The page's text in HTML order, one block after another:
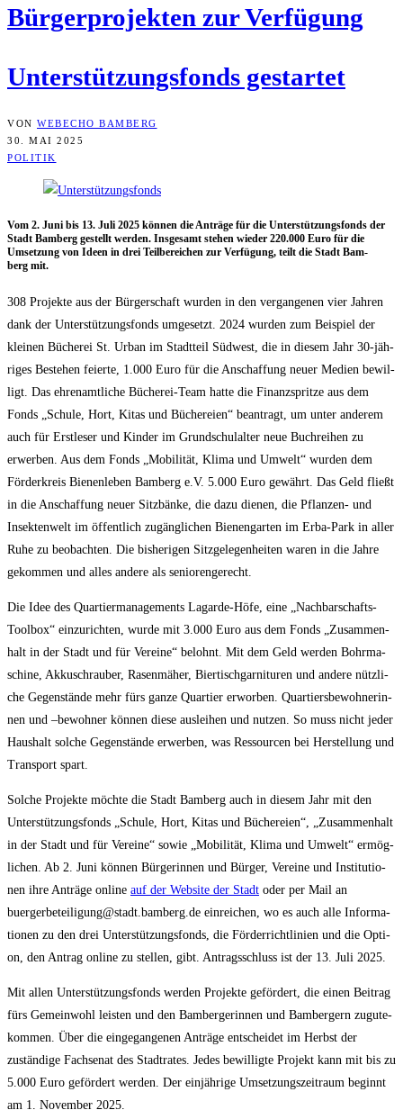
Bür­ger­pro­jek­ten zur Verfügung
Unter­stüt­zungs­fonds gestartet
VON WEBECHO BAMBERG
30. MAI 2025
POLITIK
Vom 2. Juni bis 13. Juli 2025 kön­nen die Anträ­ge für die Unter­stüt­zungs­fonds der
Stadt Bam­berg gestellt wer­den. Ins­ge­samt ste­hen wie­der 220.000 Euro für die
Umset­zung von Ideen in drei Teil­be­rei­chen zur Ver­fü­gung, teilt die Stadt Bam­
berg mit.
308 Pro­jek­te aus der Bür­ger­schaft wur­den in den ver­gan­ge­nen vier Jah­ren
dank der Unter­stüt­zungs­fonds umge­setzt. 2024 wur­den zum Bei­spiel der
klei­nen Büche­rei St. Urban im Stadt­teil Süd­west, die in die­sem Jahr 30-jäh­
ri­ges Bestehen fei­er­te, 1.000 Euro für die Anschaf­fung neu­er Medi­en bewil­
ligt. Das ehren­amt­li­che Büche­rei-Team hat­te die Finanz­sprit­ze aus dem
Fonds „Schu­le, Hort, Kitas und Büche­rei­en“ bean­tragt, um unter ande­rem
auch für Erst­le­ser und Kin­der im Grund­schul­al­ter neue Buch­rei­hen zu
erwer­ben. Aus dem Fonds „Mobi­li­tät, Kli­ma und Umwelt“ wur­den dem
För­der­kreis Bie­nen­le­ben Bam­berg e.V. 5.000 Euro gewährt. Das Geld fließt
in die Anschaf­fung neu­er Sitz­bän­ke, die dazu die­nen, die Pflan­zen- und
Insek­ten­welt im öffent­lich zugäng­li­chen Bie­nen­gar­ten im Erba-Park in aller
Ruhe zu beob­ach­ten. Die bis­he­ri­gen Sitz­ge­le­gen­hei­ten waren in die Jah­re
gekom­men und alles ande­re als seniorengerecht.
Die Idee des Quar­tier­ma­nage­ments Lag­ar­de-Höfe, eine „Nach­bar­schafts-
Tool­box“ ein­zu­rich­ten, wur­de mit 3.000 Euro aus dem Fonds „Zusam­men­
halt in der Stadt und für Ver­ei­ne“ belohnt. Mit dem Geld wer­den Bohr­ma­
schi­ne, Akku­schrau­ber, Rasen­mä­her, Bier­tisch­gar­ni­tu­ren und ande­re nütz­li­
che Gegen­stän­de mehr fürs gan­ze Quar­tier erwor­ben. Quar­tiers­be­woh­ne­rin­
nen und –bewoh­ner kön­nen die­se aus­lei­hen und nut­zen. So muss nicht jeder
Haus­halt sol­che Gegen­stän­de erwer­ben, was Res­sour­cen bei Her­stel­lung und
Trans­port spart.
Sol­che Pro­jek­te möch­te die Stadt Bam­berg auch in die­sem Jahr mit den
Unter­stüt­zungs­fonds „Schu­le, Hort, Kitas und Büche­rei­en“, „Zusam­men­halt
in der Stadt und für Ver­ei­ne“ sowie „Mobi­li­tät, Kli­ma und Umwelt“ ermög­
li­chen. Ab 2. Juni kön­nen Bür­ge­rin­nen und Bür­ger, Ver­ei­ne und Insti­tu­tio­
nen ihre Anträ­ge online auf der Web­site der Stadt oder per Mail an
buergerbeteiligung@stadt.bamberg.de ein­rei­chen, wo es auch alle Infor­ma­
tio­nen zu den drei Unter­stüt­zungs­fonds, die För­der­richt­li­ni­en und die Opti­
on, den Antrag online zu stel­len, gibt. Antrags­schluss ist der 13. Juli 2025.
Mit allen Unter­stüt­zungs­fonds wer­den Pro­jek­te geför­dert, die einen Bei­trag
fürs Gemein­wohl leis­ten und den Bam­ber­ge­rin­nen und Bam­ber­gern zugu­te­
kom­men. Über die ein­ge­gan­ge­nen Anträ­ge ent­schei­det im Herbst der
zustän­di­ge Fach­se­nat des Stadt­ra­tes. Jedes bewil­lig­te Pro­jekt kann mit bis zu
5.000 Euro geför­dert wer­den. Der ein­jäh­ri­ge Umset­zungs­zeit­raum beginnt
am 1. Novem­ber 2025.